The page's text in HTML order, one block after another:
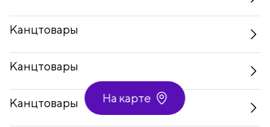
На карте
Канцтовары
Канцтовары
Канцтовары